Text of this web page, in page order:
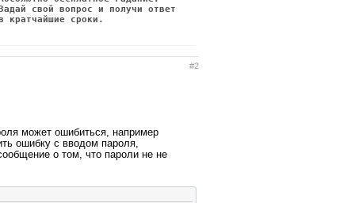
свой вопрос и получи ответ
кратчайшие сроки.
#2
может ошибиться, например
ошибку с вводом пароля,
о том, что пароли не не